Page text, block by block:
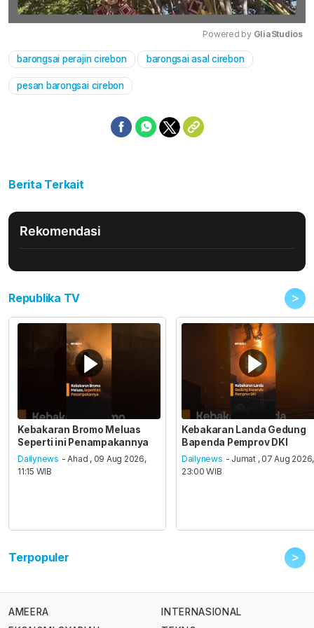
Powered by GliaStudios
barongsai perajin cirebon barongsai asal cirebon
pesan barongsai cirebon
Berita Terkait
Rekomendasi
Republika TV >
Kebakaran Bromo Meluas
Seperti ini Penampakannya
Dailynews - Ahad , 09 Aug 2026,
11:15 WIB
Kebakaran Landa Gedung
Bapenda Pemprov DKI
Dailynews - Jumat , 07 Aug 2026,
23:00 WIB
Terpopuler >
AMEERA
INTERNASIONAL